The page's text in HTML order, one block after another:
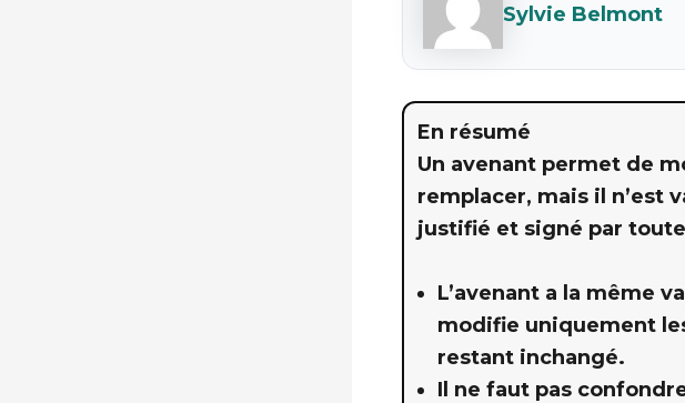
Sylvie Belmont
En résumé
Un avenant permet de
remplacer, mais il n’est
justifié et signé par
L’avenant a la même
modifie uniquement
restant inchangé.
Il ne faut pas